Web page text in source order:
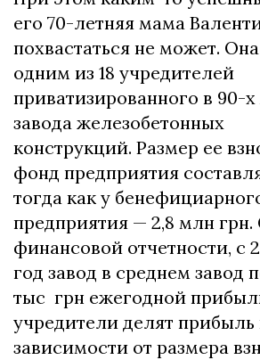
его 70-летняя мама
похвастаться не может.
одним из 18 учредителей
приватизированного в 90-
завода железобетонных
конструкций. Размер ее
фонд предприятия
тогда как у
предприятия — 2,8 млн грн.
финансовой отчетности, с
год завод в среднем завод
тыс грн ежегодной
учредители делят прибыль
зависимости от размера